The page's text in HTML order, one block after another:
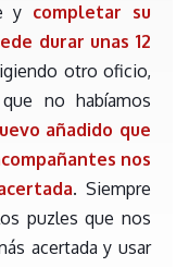
y completar su
durar unas 12
otro oficio,
no habíamos
añadido que
nos
. Siempre
puzles que nos
acertada y usar